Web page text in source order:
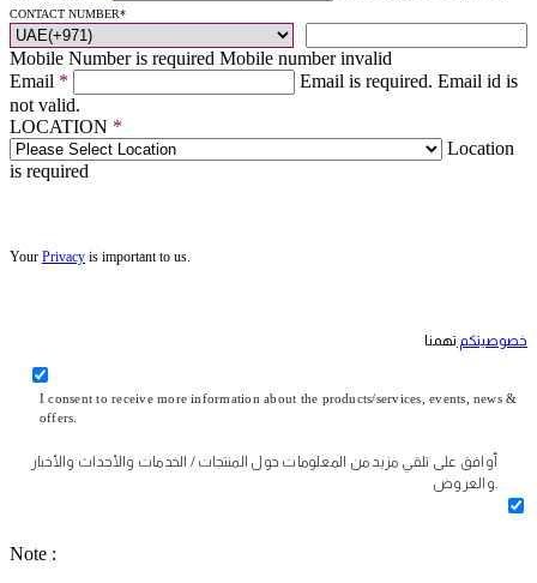
CONTACT NUMBER*
Mobile Number is required Mobile number invalid
Email * Email is required. Email id is
not valid.
LOCATION *
Location
is required
Your Privacy is important to us.
خصوصيتكم تهمنا
I consent to receive more information about the products/services, events, news &
offers.
أوافق على تلقي مزيد من المعلومات حول المنتجات / الخدمات والأحداث والأخبار
والعروض.
Note :